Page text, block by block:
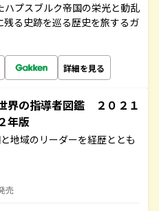
ハプスブルク帝国の栄光と動乱
る史跡を巡る歴史を旅するガ
詳細を見る
の指導者図鑑 ２０２１
年版
地域のリーダーを経歴ととも
売